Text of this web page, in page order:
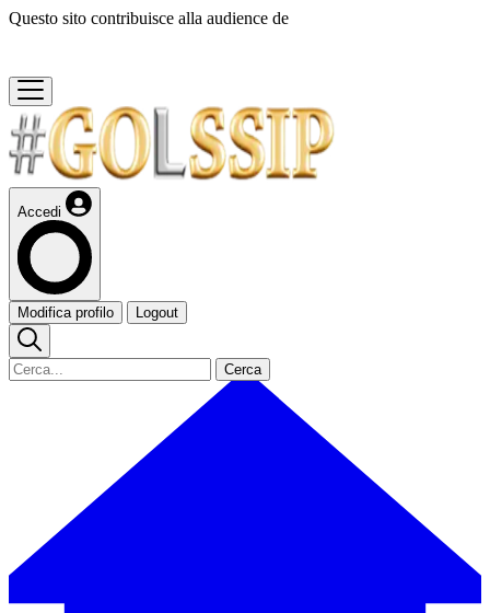
Questo sito contribuisce alla audience de
Accedi
Modifica profilo Logout
Cerca